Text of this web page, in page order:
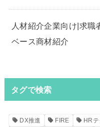
人材紹介企業向け|求職
ベース商材紹介
タグで検索
DX推進 FIRE HR